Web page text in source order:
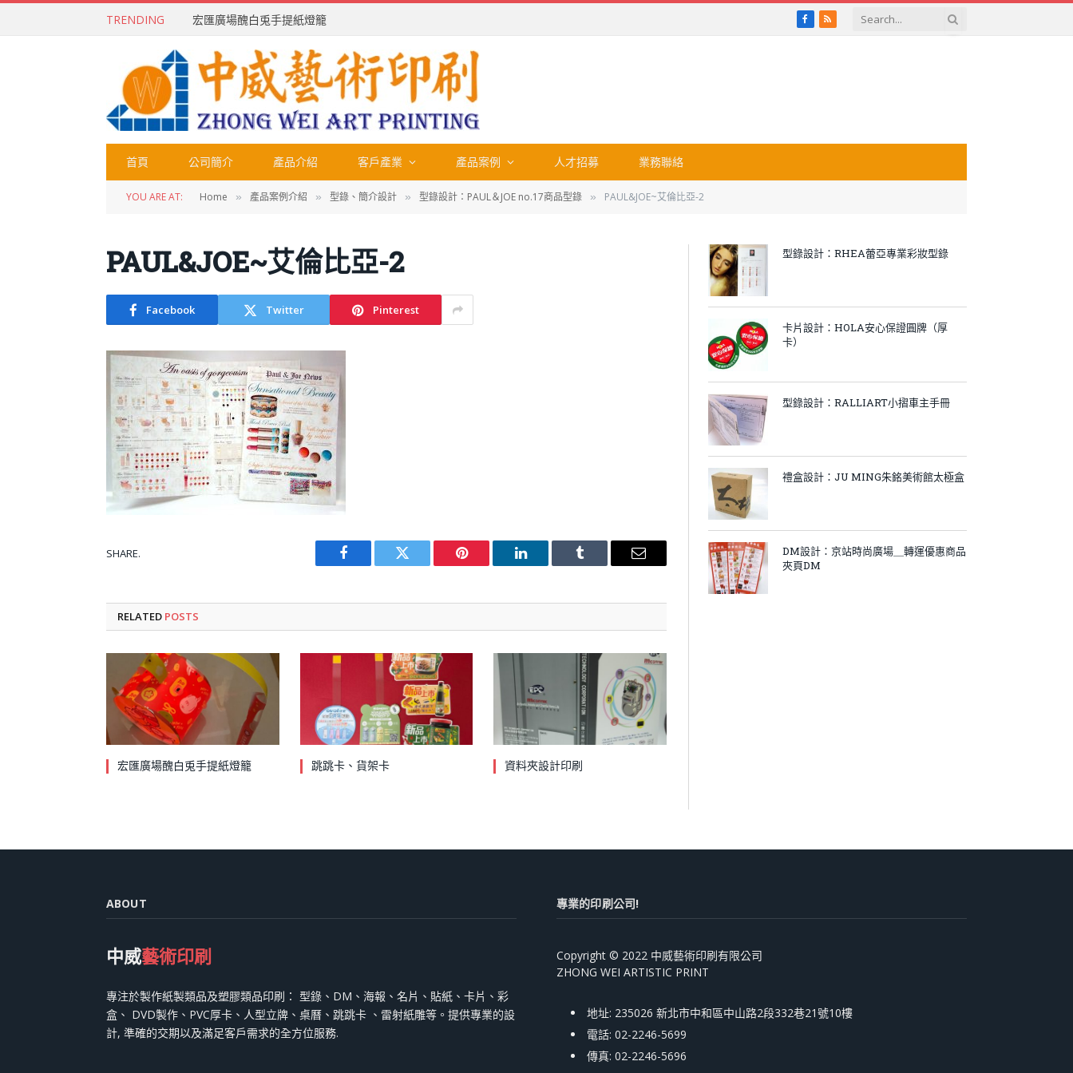
TRENDING 宏匯廣場醜白兎手提紙燈籠 Facebook
RSS
首頁 公司簡介 產品介紹 客戶產業 產品案例 人才招募 業務聯絡
YOU ARE AT: Home » 產品案例介紹 » 型錄、簡介設計 » 型錄設計：PAUL＆JOE no.17商品型錄 » PAUL&JOE~艾倫比亞-2
PAUL&JOE~艾倫比亞-2
Facebook Twitter Pinterest
SHARE.
Facebook Twitter Pinterest LinkedIn Tumblr Email
RELATED POSTS
宏匯廣場醜白兎手提紙燈籠 跳跳卡、貨架卡 資料夾設計印刷
型錄設計：RHEA蕾亞專業彩妝型錄
卡片設計：HOLA安心保證圓牌（厚
卡）
型錄設計：RALLIART小摺車主手冊
禮盒設計：JU MING朱銘美術館太極盒
DM設計：京站時尚廣場＿轉運優惠商品
夾頁DM
ABOUT
中威藝術印刷
專注於製作紙製類品及塑膠類品印刷： 型錄、DM、海報、名片、貼紙、卡片、彩
盒、 DVD製作、PVC厚卡、人型立牌、桌曆、跳跳卡 、雷射紙雕等。提供專業的設
計, 準確的交期以及滿足客戶需求的全方位服務.
專業的印刷公司!
Copyright © 2022 中威藝術印刷有限公司
ZHONG WEI ARTISTIC PRINT
地址: 235026 新北市中和區中山路2段332巷21號10樓
電話: 02-2246-5699
傳真: 02-2246-5696